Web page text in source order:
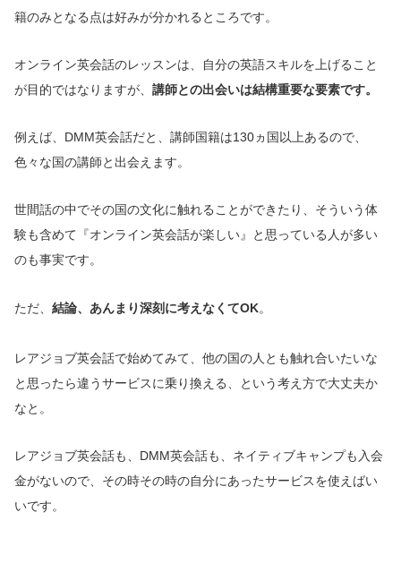
籍のみとなる点は好みが分かれるところです。
オンライン英会話のレッスンは、自分の英語スキルを上げること
が目的ではなりますが、 講師との出会いは結構重要な要素です。
例えば、DMM英会話だと、講師国籍は130ヵ国以上あるので、
色々な国の講師と出会えます。
世間話の中でその国の文化に触れることができたり、そういう体
験も含めて『オンライン英会話が楽しい』と思っている人が多い
のも事実です。
ただ、 結論、あんまり深刻に考えなくてOK。
レアジョブ英会話で始めてみて、他の国の人とも触れ合いたいな
と思ったら違うサービスに乗り換える、という考え方で大丈夫か
なと。
レアジョブ英会話も、DMM英会話も、ネイティブキャンプも入会
金がないので、その時その時の自分にあったサービスを使えばい
いです。